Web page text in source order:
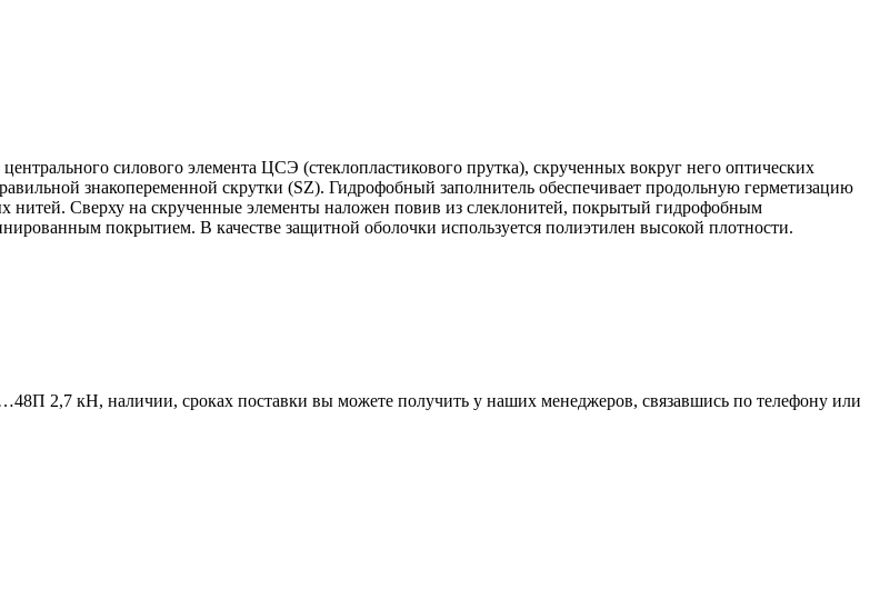
силового элемента ЦСЭ (стеклопластикового прутка), скрученных вокруг него оптических
знакопеременной скрутки (SZ). Гидрофобный заполнитель обеспечивает продольную герметизацию
нитей. Сверху на скрученные элементы наложен повив из слеклонитей, покрытый гидрофобным
покрытием. В качестве защитной оболочки используется полиэтилен высокой плотности.
2,7 кН, наличии, сроках поставки вы можете получить у наших менеджеров, связавшись по телефону или